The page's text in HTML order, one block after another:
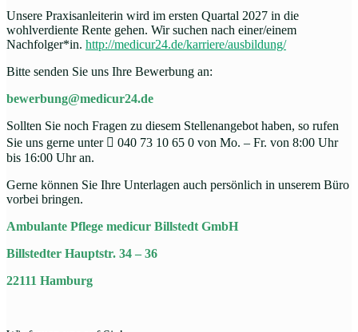
Unsere Praxisanleiterin wird im ersten Quartal 2027 in die
wohlverdiente Rente gehen. Wir suchen nach einer/einem
Nachfolger*in. http://medicur24.de/karriere/ausbildung/
Bitte senden Sie uns Ihre Bewerbung an:
bewerbung@medicur24.de
Sollten Sie noch Fragen zu diesem Stellenangebot haben, so rufen
Sie uns gerne unter  040 73 10 65 0 von Mo. – Fr. von 8:00 Uhr
bis 16:00 Uhr an.
Gerne können Sie Ihre Unterlagen auch persönlich in unserem Büro
vorbei bringen.
Ambulante Pflege medicur Billstedt GmbH
Billstedter Hauptstr. 34 – 36
22111 Hamburg